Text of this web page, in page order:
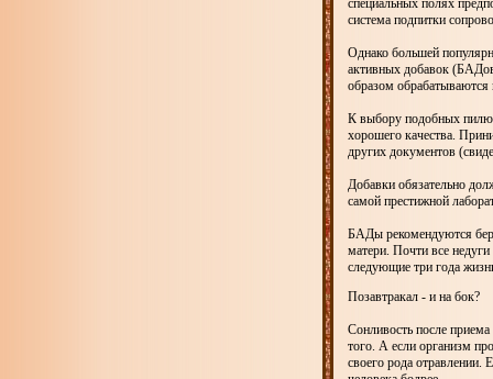
специальных полях
система подпитки
Однако большей
активных добавок
образом обрабатываются
К выбору подобных
хорошего качества.
других документов
Добавки обязательно
самой престижной
БАДы рекомендуются
матери. Почти все
следующие три года
Позавтракал - и на бок?
Сонливость после
того. А если организм
своего рода отравлении.